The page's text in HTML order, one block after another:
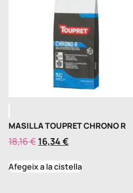
MASILLA TOUPRET CHRONO R
18,16€ 16,34 €
Afegeix a la cistella